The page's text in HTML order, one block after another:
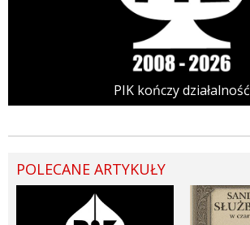
PIK kończy działalność
POLECANE ARTYKUŁY